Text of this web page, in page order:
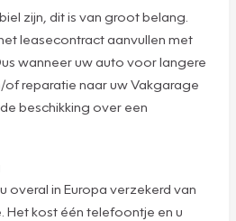
zijn, dit is van groot belang.
leasecontract aanvullen met
wanneer uw auto voor langere
reparatie naar uw Vakgarage
beschikking over een
overal in Europa verzekerd van
Het kost één telefoontje en u